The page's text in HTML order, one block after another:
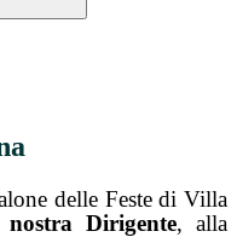
delle Feste di Villa
Dirigente, alla